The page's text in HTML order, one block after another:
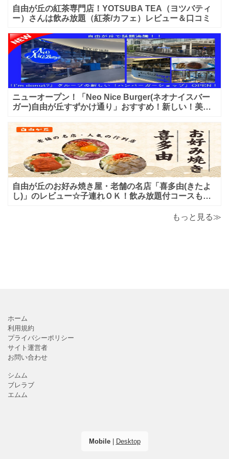
自由が丘の紅茶専門店！YOTSUBA TEA（ヨツバティ
ー）さんは飲み放題（紅茶/カフェ）レビュー＆口コミ
ニューオープン！「Neo Nice Burger(ネオナイスバー
ガー)自由が丘すずかけ通り」おすすめ！新しい！美味
自由が丘のお好み焼き屋・老舗の名店「喜多由(きたよ
し)」のレビュー☆子連れＯＫ！飲み放題付コースも！
もっと見る≫
ホーム
利用規約
プライバシーポリシー
サイト運営者
お問い合わせ
シムム
ブレラブ
エムム
Mobile| Desktop